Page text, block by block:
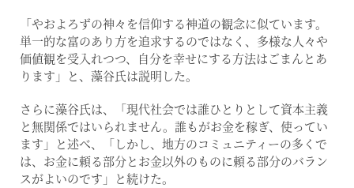
「やおよろずの神々を信仰する神道の観念に似ています。
単一的な富のあり方を追求するのではなく、多様な人々や
価値観を受入れつつ、自分を幸せにする方法はごまんとあ
ります」と、藻谷氏は説明した。
さらに藻谷氏は、「現代社会では誰ひとりとして資本主義
と無関係ではいられません。誰もがお金を稼ぎ、使ってい
ます」と述べ、「しかし、地方のコミュニティーの多くで
は、お金に頼る部分とお金以外のものに頼る部分のバラン
スがよいのです」と続けた。